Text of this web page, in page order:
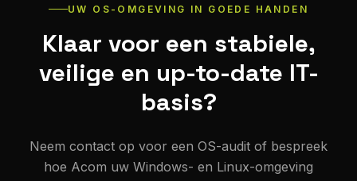
UW OS-OMGEVING IN GOEDE HANDEN
Klaar voor een stabiele,
veilige en up-to-date IT-
basis?
Neem contact op voor een OS-audit of bespreek
hoe Acom uw Windows- en Linux-omgeving